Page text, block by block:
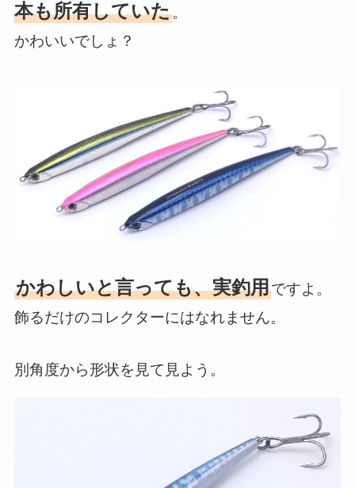
本も所有していた。
かわいいでしょ？
かわしいと言っても、実釣用ですよ。
飾るだけのコレクターにはなれません。
別角度から形状を見て見よう。